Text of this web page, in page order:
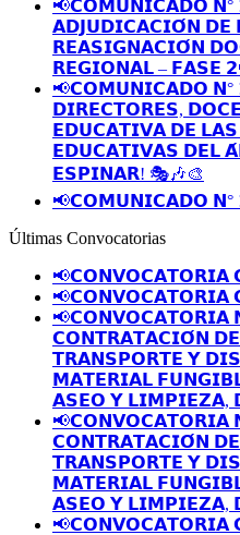
📢𝗖𝗢𝗠𝗨𝗡𝗜𝗖𝗔𝗗𝗢 𝗡°
𝗔𝗗𝗝𝗨𝗗𝗜𝗖𝗔𝗖𝗜𝗢́𝗡 𝗗𝗘
𝗥𝗘𝗔𝗦𝗜𝗚𝗡𝗔𝗖𝗜𝗢́𝗡
𝗥𝗘𝗚𝗜𝗢𝗡𝗔𝗟 – 𝗙𝗔𝗦𝗘
📢𝗖𝗢𝗠𝗨𝗡𝗜𝗖𝗔𝗗𝗢 𝗡°
𝗗𝗜𝗥𝗘𝗖𝗧𝗢𝗥𝗘𝗦,
𝗘𝗗𝗨𝗖𝗔𝗧𝗜𝗩𝗔 𝗗𝗘
𝗘𝗗𝗨𝗖𝗔𝗧𝗜𝗩𝗔𝗦 𝗗𝗘𝗟
𝗘𝗦𝗣𝗜𝗡𝗔𝗥! 🎭🎶🎨
📢𝗖𝗢𝗠𝗨𝗡𝗜𝗖𝗔𝗗𝗢 𝗡°
Últimas Convocatorias
📢𝗖𝗢𝗡𝗩𝗢𝗖𝗔𝗧𝗢𝗥𝗜𝗔
📢𝗖𝗢𝗡𝗩𝗢𝗖𝗔𝗧𝗢𝗥𝗜𝗔
📢𝗖𝗢𝗡𝗩𝗢𝗖𝗔𝗧𝗢𝗥𝗜𝗔
𝗖𝗢𝗡𝗧𝗥𝗔𝗧𝗔𝗖𝗜𝗢́𝗡
𝗧𝗥𝗔𝗡𝗦𝗣𝗢𝗥𝗧𝗘 𝗬
𝗠𝗔𝗧𝗘𝗥𝗜𝗔𝗟
𝗔𝗦𝗘𝗢 𝗬 𝗟𝗜𝗠𝗣𝗜𝗘𝗭𝗔,
📢𝗖𝗢𝗡𝗩𝗢𝗖𝗔𝗧𝗢𝗥𝗜𝗔
𝗖𝗢𝗡𝗧𝗥𝗔𝗧𝗔𝗖𝗜𝗢́𝗡
𝗧𝗥𝗔𝗡𝗦𝗣𝗢𝗥𝗧𝗘 𝗬
𝗠𝗔𝗧𝗘𝗥𝗜𝗔𝗟
𝗔𝗦𝗘𝗢 𝗬 𝗟𝗜𝗠𝗣𝗜𝗘𝗭𝗔,
📢𝗖𝗢𝗡𝗩𝗢𝗖𝗔𝗧𝗢𝗥𝗜𝗔